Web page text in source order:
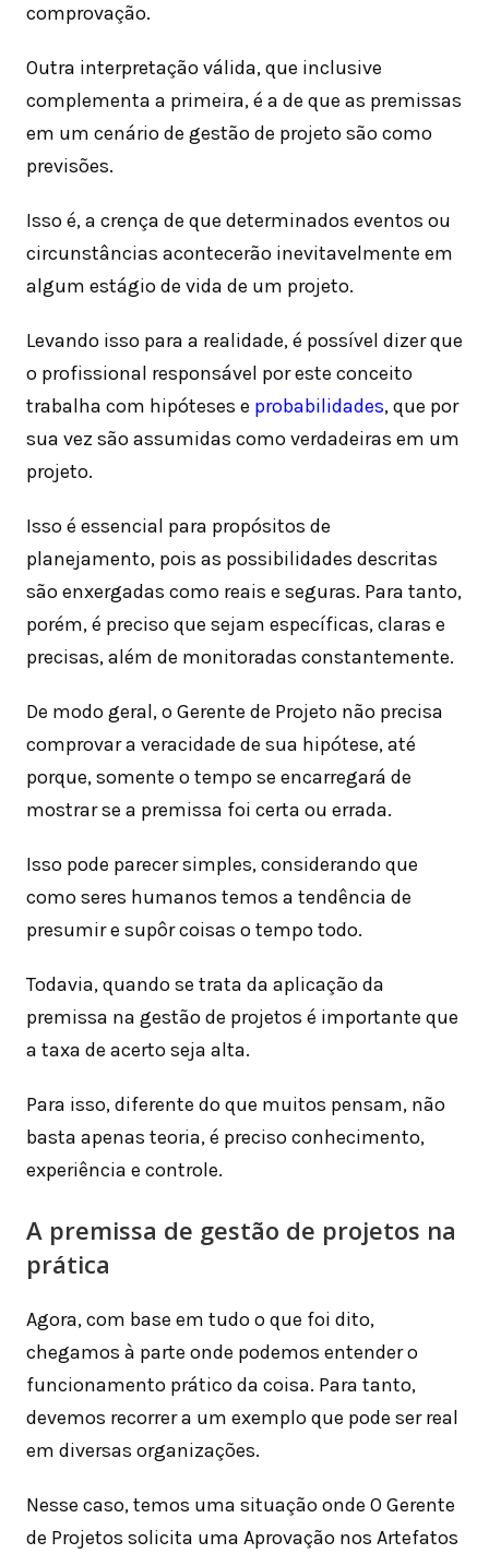
comprovação.
Outra interpretação válida, que inclusive
complementa a primeira, é a de que as premissas
em um cenário de gestão de projeto são como
previsões.
Isso é, a crença de que determinados eventos ou
circunstâncias acontecerão inevitavelmente em
algum estágio de vida de um projeto.
Levando isso para a realidade, é possível dizer que
o profissional responsável por este conceito
trabalha com hipóteses e probabilidades, que por
sua vez são assumidas como verdadeiras em um
projeto.
Isso é essencial para propósitos de
planejamento, pois as possibilidades descritas
são enxergadas como reais e seguras. Para tanto,
porém, é preciso que sejam específicas, claras e
precisas, além de monitoradas constantemente.
De modo geral, o Gerente de Projeto não precisa
comprovar a veracidade de sua hipótese, até
porque, somente o tempo se encarregará de
mostrar se a premissa foi certa ou errada.
Isso pode parecer simples, considerando que
como seres humanos temos a tendência de
presumir e supôr coisas o tempo todo.
Todavia, quando se trata da aplicação da
premissa na gestão de projetos é importante que
a taxa de acerto seja alta.
Para isso, diferente do que muitos pensam, não
basta apenas teoria, é preciso conhecimento,
experiência e controle.
A premissa de gestão de projetos na
prática
Agora, com base em tudo o que foi dito,
chegamos à parte onde podemos entender o
funcionamento prático da coisa. Para tanto,
devemos recorrer a um exemplo que pode ser real
em diversas organizações.
Nesse caso, temos uma situação onde O Gerente
de Projetos solicita uma Aprovação nos Artefatos